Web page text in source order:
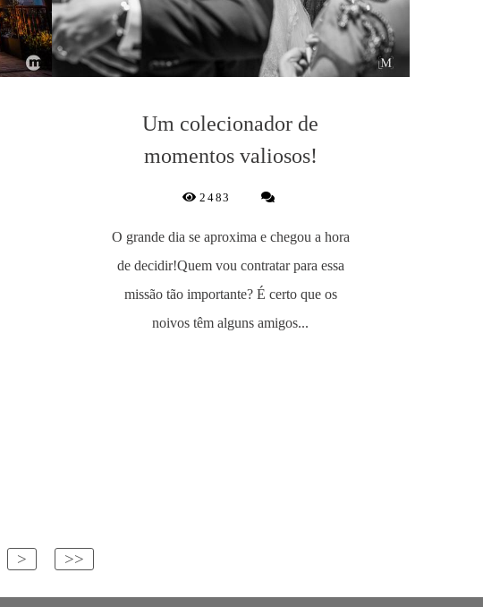
Um colecionador de
momentos valiosos!
2483
O grande dia se aproxima e chegou a hora
de decidir!Quem vou contratar para essa
missão tão importante? É certo que os
noivos têm alguns amigos...
> >>